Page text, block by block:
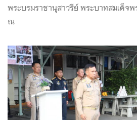
พระบรมราชานุสาวรีย์ พระบาทสมเด็จพ
ณ